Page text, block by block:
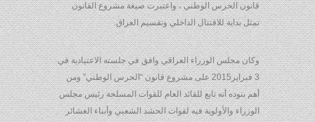
قانون الحرس الوطني ، واعتبرت صيغة مشروع القانون
تمثل بداية للاقتتال الداخلي وتقسيم العراق.
وكان مجلس الوزراء العراقي وافق في جلسته الاعتيادية في
3 فبراير2015 على مشروع قانون “الحرس الوطني” ومن
أهم بنوده أنه تابع للقائد العام للقوات المسلحة رئيس مجلس
الوزراء والأولوية فيه لقوات الحشد الشعبي وأبناء العشائر